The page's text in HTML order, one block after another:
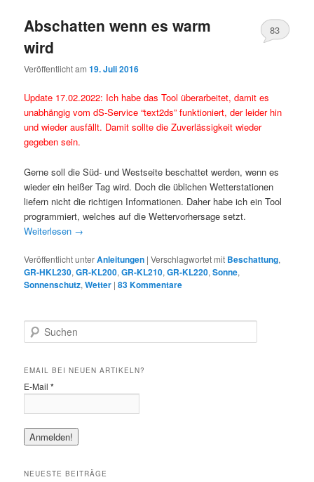
Abschatten wenn es warm
wird
Veröffentlicht am19. Juli 2016
83
Update 17.02.2022: Ich habe das Tool überarbeitet, damit es
unabhängig vom dS-Service “text2ds” funktioniert, der leider hin
und wieder ausfällt. Damit sollte die Zuverlässigkeit wieder
gegeben sein.
Gerne soll die Süd- und Westseite beschattet werden, wenn es
wieder ein heißer Tag wird. Doch die üblichen Wetterstationen
liefern nicht die richtigen Informationen. Daher habe ich ein Tool
programmiert, welches auf die Wettervorhersage setzt.
Weiterlesen →
Veröffentlicht unterAnleitungen |Verschlagwortet mit Beschattung,
GR-HKL230,GR-KL200,GR-KL210,GR-KL220,Sonne,
Sonnenschutz,Wetter |83Kommentare
u
h
n
EMAIL BEI NEUEN ARTIKELN?
E-Mail*
NEUESTE BEITRÄGE